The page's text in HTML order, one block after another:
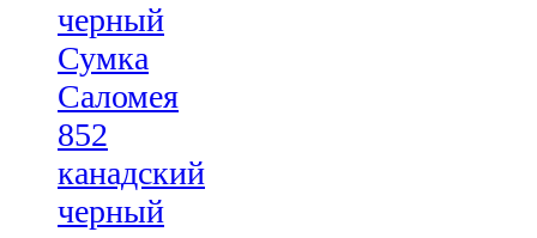
Сумка
Саломея
852
канадский
черный